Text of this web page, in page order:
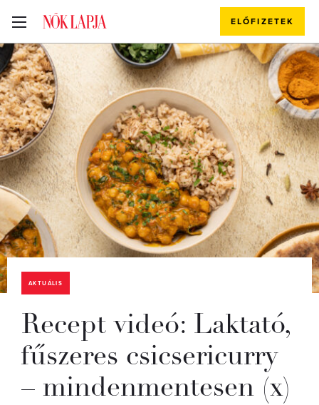
ELŐFIZETEK
AKTUÁLIS
Recept videó: Laktató,
fűszeres csicsericurry
– mindenmentesen (x)